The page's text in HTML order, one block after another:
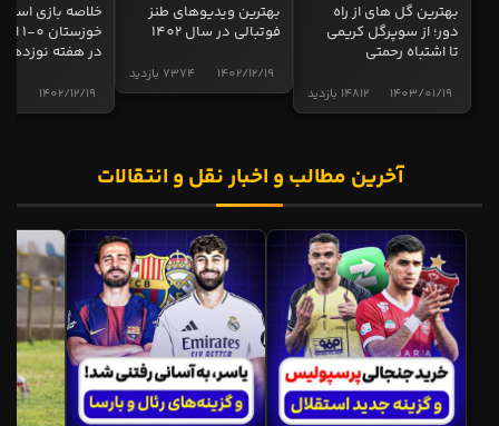
بهترین گل های از راه
دور؛ از سوپرگل کریمی
تا اشتباه رحمتی
14812 بازدید 1403/01/19
بهترین ویدیوهای طنز
فوتبالی در سال 1402
7374 بازدید 1402/12/19
خلاصه بازی
در هفته نوزدهم
1402/12/19
آخرین مطالب و اخبار نقل و انتقالات